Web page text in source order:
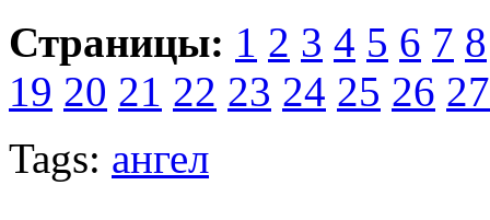
Страницы: 1 2 3 4 5 6 7 8
19 20 21 22 23 24 25 26 27
Tags: ангел